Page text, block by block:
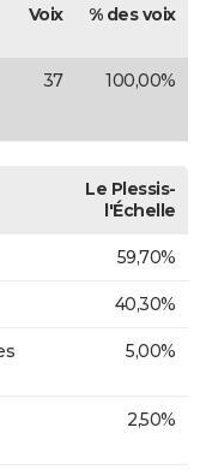
Voix % des voix
37 100,00%
Le Plessis-
l'Échelle
59,70%
40,30%
5,00%
2,50%